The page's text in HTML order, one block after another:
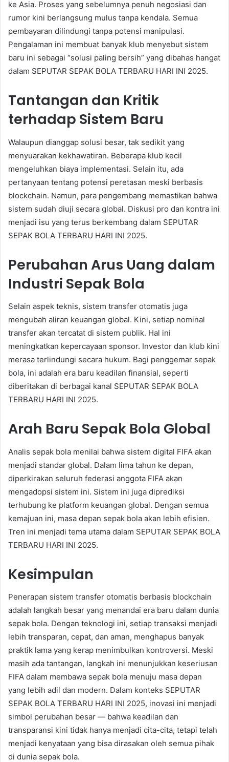
ke Asia. Proses yang sebelumnya penuh negosiasi dan
rumor kini berlangsung mulus tanpa kendala. Semua
pembayaran dilindungi tanpa potensi manipulasi.
Pengalaman ini membuat banyak klub menyebut sistem
baru ini sebagai “solusi paling bersih” yang dibahas hangat
dalam SEPUTAR SEPAK BOLA TERBARU HARI INI 2025.
Tantangan dan Kritik
terhadap Sistem Baru
Walaupun dianggap solusi besar, tak sedikit yang
menyuarakan kekhawatiran. Beberapa klub kecil
mengeluhkan biaya implementasi. Selain itu, ada
pertanyaan tentang potensi peretasan meski berbasis
blockchain. Namun, para pengembang memastikan bahwa
sistem sudah diuji secara global. Diskusi pro dan kontra ini
menjadi isu yang terus berkembang dalam SEPUTAR
SEPAK BOLA TERBARU HARI INI 2025.
Perubahan Arus Uang dalam
Industri Sepak Bola
Selain aspek teknis, sistem transfer otomatis juga
mengubah aliran keuangan global. Kini, setiap nominal
transfer akan tercatat di sistem publik. Hal ini
meningkatkan kepercayaan sponsor. Investor dan klub kini
merasa terlindungi secara hukum. Bagi penggemar sepak
bola, ini adalah era baru keadilan finansial, seperti
diberitakan di berbagai kanal SEPUTAR SEPAK BOLA
TERBARU HARI INI 2025.
Arah Baru Sepak Bola Global
Analis sepak bola menilai bahwa sistem digital FIFA akan
menjadi standar global. Dalam lima tahun ke depan,
diperkirakan seluruh federasi anggota FIFA akan
mengadopsi sistem ini. Sistem ini juga diprediksi
terhubung ke platform keuangan global. Dengan semua
kemajuan ini, masa depan sepak bola akan lebih efisien.
Tren ini menjadi tema utama dalam SEPUTAR SEPAK BOLA
TERBARU HARI INI 2025.
Kesimpulan
Penerapan sistem transfer otomatis berbasis blockchain
adalah langkah besar yang menandai era baru dalam dunia
sepak bola. Dengan teknologi ini, setiap transaksi menjadi
lebih transparan, cepat, dan aman, menghapus banyak
praktik lama yang kerap menimbulkan kontroversi. Meski
masih ada tantangan, langkah ini menunjukkan keseriusan
FIFA dalam membawa sepak bola menuju masa depan
yang lebih adil dan modern. Dalam konteks SEPUTAR
SEPAK BOLA TERBARU HARI INI 2025, inovasi ini menjadi
simbol perubahan besar — bahwa keadilan dan
transparansi kini tidak hanya menjadi cita-cita, tetapi telah
menjadi kenyataan yang bisa dirasakan oleh semua pihak
di dunia sepak bola.